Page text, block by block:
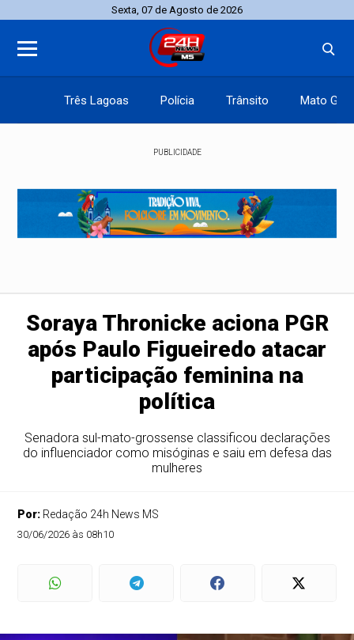
Sexta, 07 de Agosto de 2026
Três Lagoas Polícia Trânsito Mato
PUBLICIDADE
Soraya Thronicke aciona PGR
após Paulo Figueiredo atacar
participação feminina na
política
Senadora sul-mato-grossense classificou declarações
do influenciador como misóginas e saiu em defesa das
mulheres
Por: Redação 24h News MS
30/06/2026 às 08h10